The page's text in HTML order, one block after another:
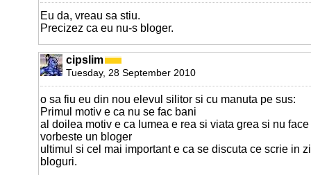
Eu da, vreau sa stiu.
Precizez ca eu nu-s bloger.
cipslim
Tuesday, 28 September 2010
o sa fiu eu din nou elevul silitor si cu manuta pe sus:
Primul motiv e ca nu se fac bani
al doilea motiv e ca lumea e rea si viata grea si nu
vorbeste un bloger
ultimul si cel mai important e ca se discuta ce scrie in
bloguri.